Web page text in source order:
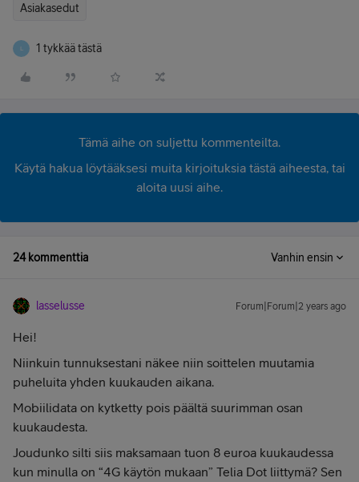
Asiakasedut
L 1 tykkää tästä
Tämä aihe on suljettu kommenteilta.
Käytä hakua löytääksesi muita kirjoituksia tästä aiheesta, tai
aloita uusi aihe.
24 kommenttia Vanhin ensin
lasselusse Forum|Forum|2 years ago
Hei!
Niinkuin tunnuksestani näkee niin soittelen muutamia
puheluita yhden kuukauden aikana.
Mobiilidata on kytketty pois päältä suurimman osan
kuukaudesta.
Joudunko silti siis maksamaan tuon 8 euroa kuukaudessa
kun minulla on “4G käytön mukaan” Telia Dot liittymä? Sen